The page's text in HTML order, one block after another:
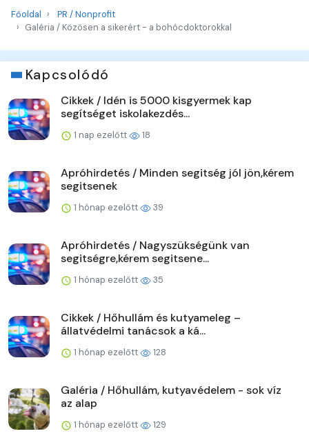
Főoldal
PR / Nonprofit
Galéria / Közösen a sikerért - a bohócdoktorokkal
Kapcsolódó
Cikkek / Idén is 5000 kisgyermek kap
segítséget iskolakezdés...
1 nap ezelőtt 18
Apróhirdetés / Minden segitség jól jön,kérem
segitsenek
1 hónap ezelőtt 39
Apróhirdetés / Nagyszükségünk van
segitségre,kérem segitsene...
1 hónap ezelőtt 35
Cikkek / Hőhullám és kutyameleg –
állatvédelmi tanácsok a ká...
1 hónap ezelőtt 128
Galéria / Hőhullám, kutyavédelem - sok víz
az alap
1 hónap ezelőtt 129